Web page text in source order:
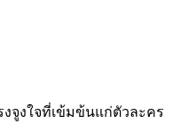
จูงใจที่เข้มข้นแก่ตัวละคร